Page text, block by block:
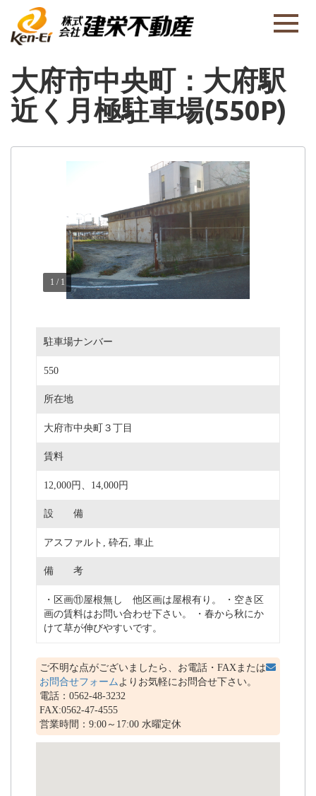
大府市中央町：大府駅
近く月極駐車場(550P)
1 / 1
駐車場ナンバー
550
所在地
大府市中央町３丁目
賃料
12,000円、14,000円
設 備
アスファルト, 砕石, 車止
備 考
・区画⑪屋根無し 他区画は屋根有り。 ・空き区
画の賃料はお問い合わせ下さい。 ・春から秋にか
けて草が伸びやすいです。
ご不明な点がございましたら、お電話・FAXまたは
お問合せフォーム よりお気軽にお問合せ下さい。
電話：0562-48-3232
FAX:0562-47-4555
営業時間：9:00～17:00 水曜定休